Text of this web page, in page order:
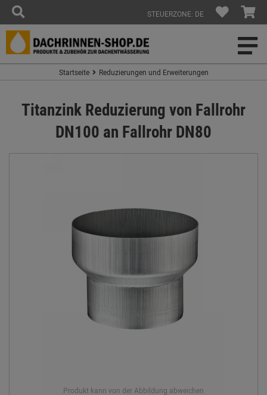
STEUERZONE: DE
Startseite Reduzierungen und Erweiterungen
Titanzink Reduzierung von Fallrohr
DN100 an Fallrohr DN80